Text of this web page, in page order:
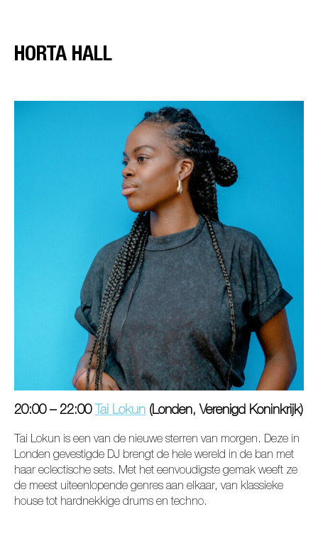
HORTA HALL
20:00 – 22:00 Tai Lokun (Londen, Verenigd Koninkrijk)
Tai Lokun is een van de nieuwe sterren van morgen. Deze in
Londen gevestigde DJ brengt de hele wereld in de ban met
haar eclectische sets. Met het eenvoudigste gemak weeft ze
de meest uiteenlopende genres aan elkaar, van klassieke
house tot hardnekkige drums en techno.